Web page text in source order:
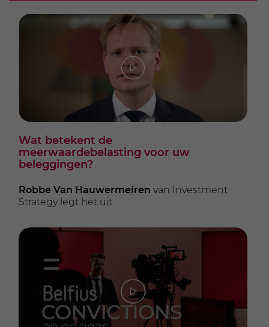
Wat betekent de
meerwaardebelasting voor uw
beleggingen?
Robbe Van Hauwermeiren van Investment
Strategy legt het uit.